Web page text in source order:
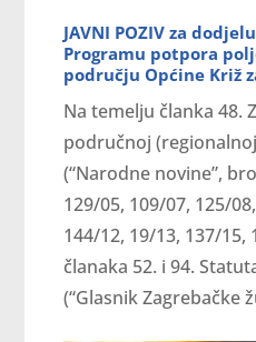
JAVNI POZIV za
Programu potpora
području Općine Križ
Na temelju članka 48.
područnoj
(“Narodne novine”,
129/05, 109/07, 125/
144/12, 19/13, 137/15,
članaka 52. i 94.
(“Glasnik Zagrebačke